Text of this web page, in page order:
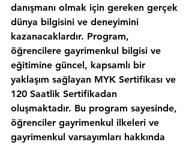
danışmanı olmak için gereken gerçek
dünya bilgisini ve deneyimini
kazanacaklardır. Program,
öğrencilere gayrimenkul bilgisi ve
eğitimine güncel, kapsamlı bir
yaklaşım sağlayan MYK Sertifikası ve
120 Saatlik Sertifikadan
oluşmaktadır. Bu program sayesinde,
öğrenciler gayrimenkul ilkeleri ve
gayrimenkul varsayımları hakkında